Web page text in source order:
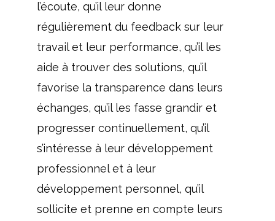
l’écoute, qu’il leur donne
régulièrement du feedback sur leur
travail et leur performance, qu’il les
aide à trouver des solutions, qu’il
favorise la transparence dans leurs
échanges, qu’il les fasse grandir et
progresser continuellement, qu’il
s’intéresse à leur développement
professionnel et à leur
développement personnel, qu’il
sollicite et prenne en compte leurs